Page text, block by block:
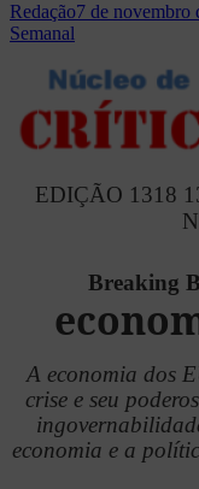
Redação7 de novembro
Semanal
EDIÇÃO 1318
Breaking
A economia dos
crise e seu
economia e a